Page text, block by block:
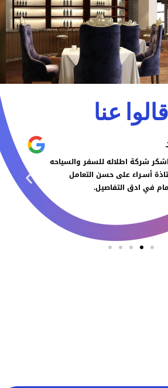
قالوا عنا
شركة اطلاله للسفر والسياحه
أسـراء على حسن التعامل
في ادق التفاصيل.